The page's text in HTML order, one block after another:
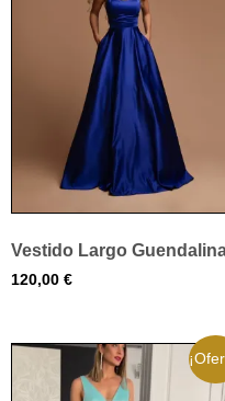
Vestido Largo
120,00 €